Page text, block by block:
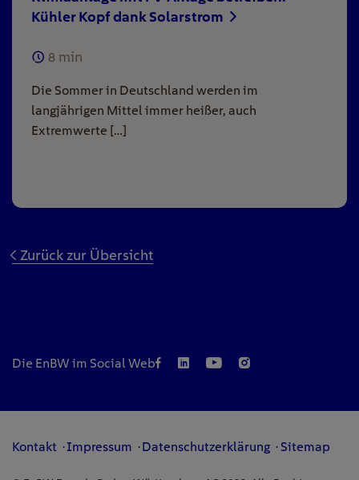
Kühler Kopf dank Solarstrom
8 min
Die Sommer in Deutschland werden im
langjährigen Mittel immer heißer, auch
Extremwerte […]
Zurück zur Übersicht
Die EnBW im Social Web
Kontakt Impressum Datenschutzerklärung Sitemap